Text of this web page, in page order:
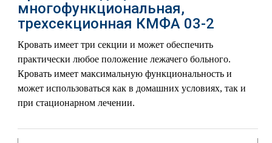
многофункциональная,
трехсекционная КМФА 03-2
Кровать имеет три секции и может обеспечить
практически любое положение лежачего больного.
Кровать имеет максимальную функциональность и
может использоваться как в домашних условиях, так и
при стационарном лечении.